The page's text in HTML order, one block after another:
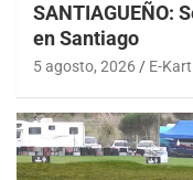
SANTIAGUEÑO:
en Santiago
5 agosto, 2026 E-Kart